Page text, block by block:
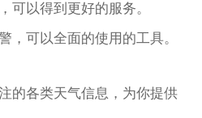
可以得到更好的服务。
，可以全面的使用的工具。
的各类天气信息，为你提供